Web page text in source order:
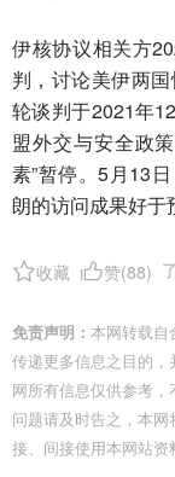
伊核协议相关方
判，讨论美伊两
轮谈判于2021年
盟外交与安全政
素”暂停。5月13
朗的访问成果好于
收藏 赞(88)
免责声明： 本网转载自
传递更多信息之目的
网所有信息仅供参考
问题请及时告之，本
接、间接使用本网站资